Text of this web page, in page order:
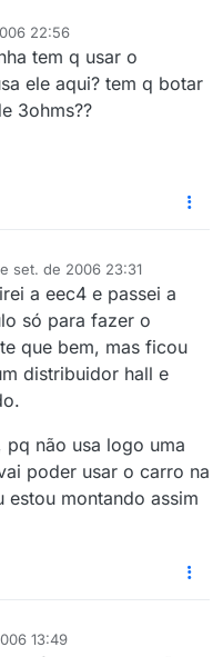
22:56
tem q usar o
ele aqui? tem q botar
3ohms??
set. de 2006 23:31
a eec4 e passei a
só para fazer o
que bem, mas ficou
distribuidor hall e
pq não usa logo uma
poder usar o carro na
estou montando assim
13:49